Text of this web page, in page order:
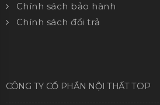
Chính sách bảo hành
Chính sách đổi trả
CÔNG TY CỔ PHẦN NỘI THẤT TOP